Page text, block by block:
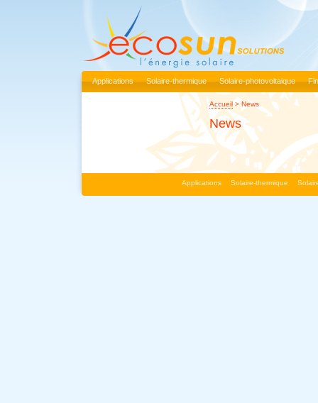
Applications Solaire-thermique Solaire-photovoltaique
Accueil>News
News
Applications Solaire-thermique